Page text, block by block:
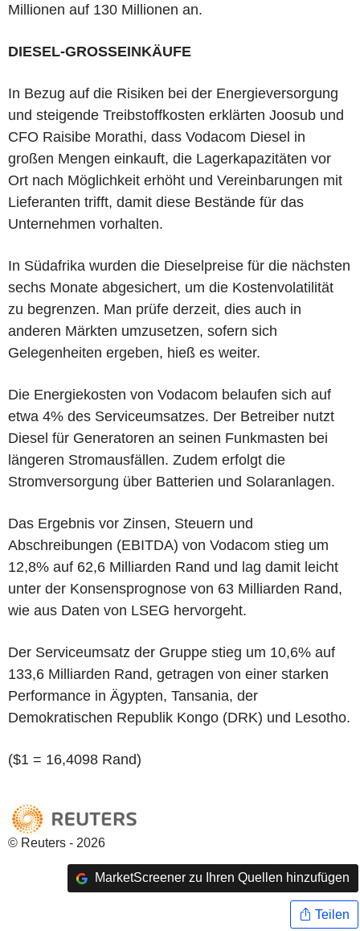
Millionen auf 130 Millionen an.
DIESEL-GROSSEINKÄUFE
In Bezug auf die Risiken bei der Energieversorgung
und steigende Treibstoffkosten erklärten Joosub und
CFO Raisibe Morathi, dass Vodacom Diesel in
großen Mengen einkauft, die Lagerkapazitäten vor
Ort nach Möglichkeit erhöht und Vereinbarungen mit
Lieferanten trifft, damit diese Bestände für das
Unternehmen vorhalten.
In Südafrika wurden die Dieselpreise für die nächsten
sechs Monate abgesichert, um die Kostenvolatilität
zu begrenzen. Man prüfe derzeit, dies auch in
anderen Märkten umzusetzen, sofern sich
Gelegenheiten ergeben, hieß es weiter.
Die Energiekosten von Vodacom belaufen sich auf
etwa 4% des Serviceumsatzes. Der Betreiber nutzt
Diesel für Generatoren an seinen Funkmasten bei
längeren Stromausfällen. Zudem erfolgt die
Stromversorgung über Batterien und Solaranlagen.
Das Ergebnis vor Zinsen, Steuern und
Abschreibungen (EBITDA) von Vodacom stieg um
12,8% auf 62,6 Milliarden Rand und lag damit leicht
unter der Konsensprognose von 63 Milliarden Rand,
wie aus Daten von LSEG hervorgeht.
Der Serviceumsatz der Gruppe stieg um 10,6% auf
133,6 Milliarden Rand, getragen von einer starken
Performance in Ägypten, Tansania, der
Demokratischen Republik Kongo (DRK) und Lesotho.
($1 = 16,4098 Rand)
© Reuters - 2026
MarketScreener zu Ihren Quellen hinzufügen
Teilen